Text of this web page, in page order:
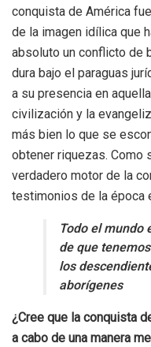
conquista de América
de la imagen idílica que
absoluto un conflicto de
dura bajo el paraguas
a su presencia en
civilización y la
más bien lo que se
obtener riquezas. Como
verdadero motor de la
testimonios de la época
Todo el mundo
de que
los
aborígenes
¿Cree que la conquista
a cabo de una manera